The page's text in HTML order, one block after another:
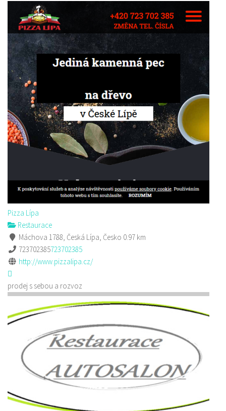
Pizza Lípa
Restaurace
Máchova 1788, Česká Lípa, Česko 0.97 km
723702385723702385
http://www.pizzalipa.cz/
prodej s sebou a rozvoz